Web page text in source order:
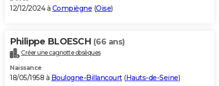
AVIS DE DÉCÈS
Bricolage
Lifestyle
Culture
Sport
Auto
Television
Voyage
Cinema
12/12/2024 à Compiègne (Oise)
Philippe BLOESCH (66 ans)
Créer une cagnotte obsèques
Naissance
18/05/1958 à Boulogne-Billancourt(Hauts-de-Seine)